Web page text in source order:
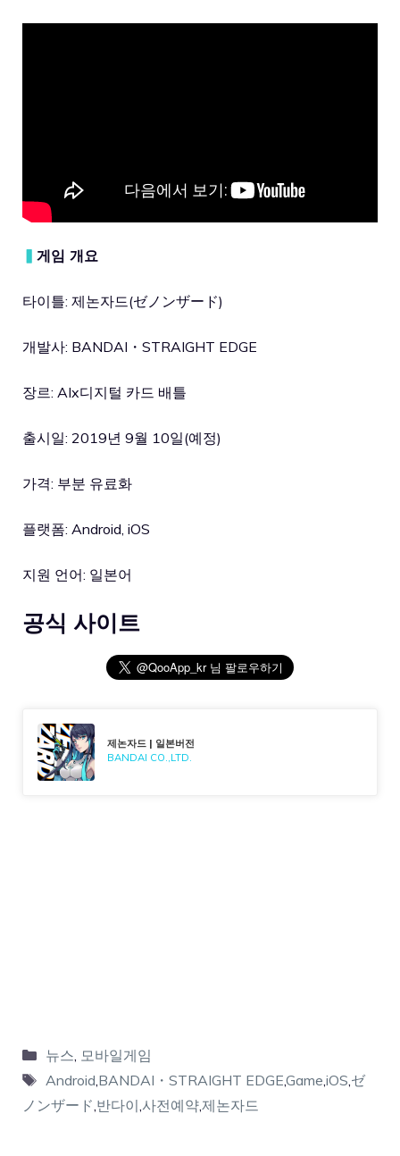
▍ 게임 개요
타이틀: 제논자드(ゼノンザード)
개발사: BANDAI・STRAIGHT EDGE
장르: AIx디지털 카드 배틀
출시일: 2019년 9월 10일(예정)
가격: 부분 유료화
플랫폼: Android, iOS
지원 언어: 일본어
공식 사이트
제논자드 | 일본버전
BANDAI CO.,LTD.
뉴스, 모바일게임
Android,BANDAI・STRAIGHT EDGE,Game,iOS,ゼ
ノンザード,반다이,사전예약,제논자드